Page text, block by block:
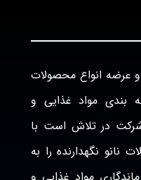
عرضه انواع محصولات
بندی مواد غذایی و
در تلاش است با
نانو نگهدارنده را به